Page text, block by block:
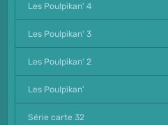
Les Poulpikan' 4
Les Poulpikan' 3
Les Poulpikan' 2
Les Poulpikan'
Série carte 32